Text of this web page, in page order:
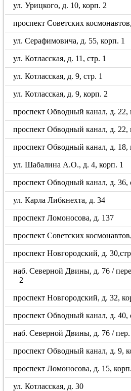
ул. Урицкого, д. 10, корп. 2
проспект Советских
ул. Серафимовича, д. 55, корп. 1
ул. Котласская, д. 11, стр. 1
ул. Котласская, д. 9, стр. 1
ул. Котласская, д. 9, корп. 2
проспект Обводный канал, д. 22,
проспект Обводный канал, д. 22,
проспект Обводный канал, д. 18,
ул. Шабалина А.О., д. 4, корп. 1
проспект Обводный канал, д. 36,
ул. Карла Либкнехта, д. 34
проспект Ломоносова, д. 137
проспект Советских
проспект Новгородский, д.
наб. Северной Двины, д. 76 /
2
проспект Новгородский, д. 32,
проспект Обводный канал, д. 40,
наб. Северной Двины, д. 76 / пер.
проспект Обводный канал, д. 9,
проспект Ломоносова, д. 15,
ул. Котласская, д. 30